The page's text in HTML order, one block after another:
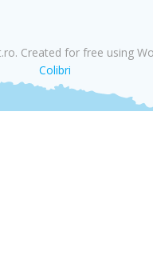
Created for free using
Colibri